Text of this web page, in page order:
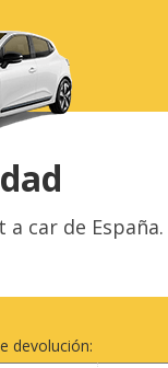
Italiano
Română
car de España.
devolución: